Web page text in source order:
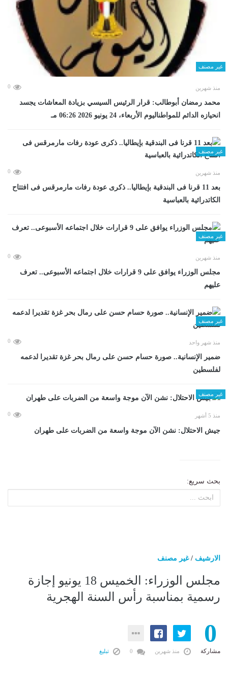
غير مصنف
منذ شهرين 0
محمد رمضان أبوطالب: قرار الرئيس السيسي بزيادة المعاشات يجسد
انحيازه الدائم للمواطناليوم الأربعاء، 24 يونيو 2026 06:26 مـ
غير مصنف
منذ شهرين 0
بعد 11 قرنا فى البندقية بإيطاليا.. ذكرى عودة رفات مارمرقس فى افتتاح
الكاتدرائية بالعباسية
غير مصنف
منذ شهرين 0
مجلس الوزراء يوافق على 9 قرارات خلال اجتماعه الأسبوعى.. تعرف
عليهم
غير مصنف
منذ شهر واحد 0
ضمير الإنسانية.. صورة حسام حسن على رمال بحر غزة تقديرا لدعمه
لفلسطين
غير مصنف
منذ 5 أشهر 0
جيش الاحتلال: نشن الآن موجة واسعة من الضربات على طهران
بحث سريع:
الارشيف /غير مصنف
مجلس الوزراء: الخميس 18 يونيو إجازة
رسمية بمناسبة رأس السنة الهجرية
0
مشاركة منذ شهرين تبليغ